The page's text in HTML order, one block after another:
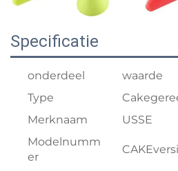
Specificatie
onderdeel
waarde
Type
Merknaam
USSE
Modelnumm
er